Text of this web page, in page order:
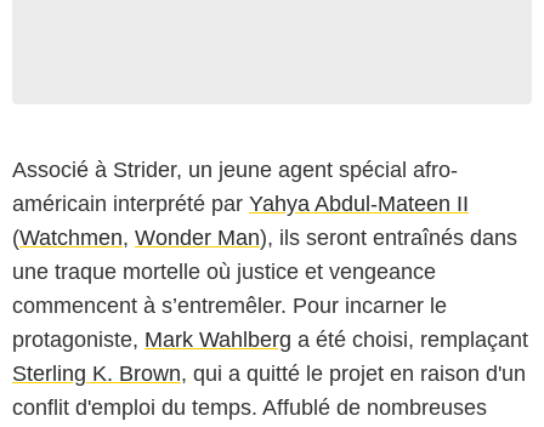
Associé à Strider, un jeune agent spécial afro-
américain interprété par Yahya Abdul-Mateen II
(Watchmen, Wonder Man), ils seront entraînés dans
une traque mortelle où justice et vengeance
commencent à s’entremêler. Pour incarner le
protagoniste, Mark Wahlberg a été choisi, remplaçant
Sterling K. Brown, qui a quitté le projet en raison d'un
conflit d'emploi du temps. Affublé de nombreuses